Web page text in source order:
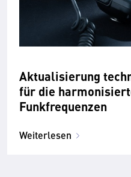
Aktualisierung
für die
Funkfrequenzen
Weiterlesen